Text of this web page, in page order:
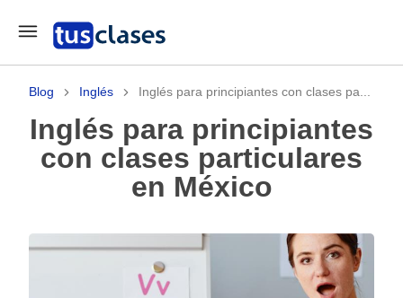
Blog Inglés Inglés para principiantes con clases pa...
Inglés para principiantes
con clases particulares
en México